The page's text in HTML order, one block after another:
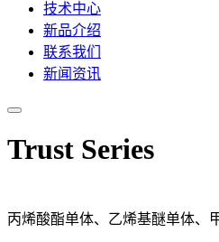
技术中心
新品介绍
联系我们
新闻资讯
Trust Series
丙烯酸酯单体、乙烯基醚单体、